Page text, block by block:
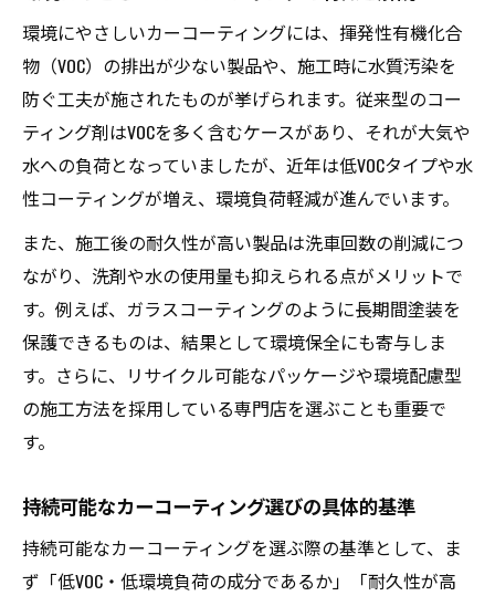
環境にやさしいカーコーティングには、揮発性有機化合
物（VOC）の排出が少ない製品や、施工時に水質汚染を
防ぐ工夫が施されたものが挙げられます。従来型のコー
ティング剤はVOCを多く含むケースがあり、それが大気や
水への負荷となっていましたが、近年は低VOCタイプや水
性コーティングが増え、環境負荷軽減が進んでいます。
また、施工後の耐久性が高い製品は洗車回数の削減につ
ながり、洗剤や水の使用量も抑えられる点がメリットで
す。例えば、ガラスコーティングのように長期間塗装を
保護できるものは、結果として環境保全にも寄与しま
す。さらに、リサイクル可能なパッケージや環境配慮型
の施工方法を採用している専門店を選ぶことも重要で
す。
持続可能なカーコーティング選びの具体的基準
持続可能なカーコーティングを選ぶ際の基準として、ま
ず「低VOC・低環境負荷の成分であるか」「耐久性が高